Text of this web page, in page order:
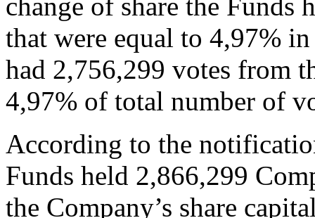
that were equal to 4,97%
had 2,756,299 votes from
4,97% of total number of
According to the
Funds held 2,866,299
the Company’s share